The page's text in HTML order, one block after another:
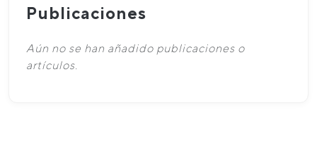
Publicaciones
Aún no se han añadido publicaciones o
artículos.